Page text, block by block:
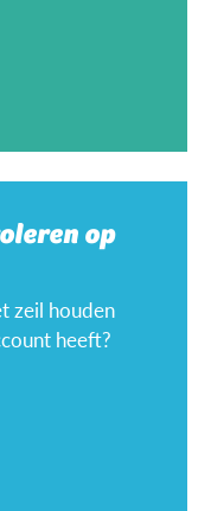
op
zeil houden
heeft?